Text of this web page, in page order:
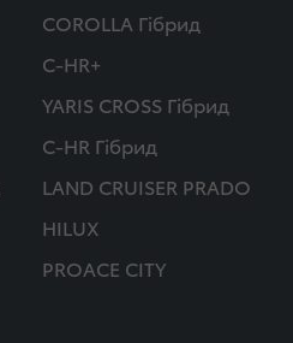
COROLLA Гібрид
C-HR+
YARIS CROSS Гібрид
C-HR Гібрид
LAND CRUISER PRADO
HILUX
PROACE CITY